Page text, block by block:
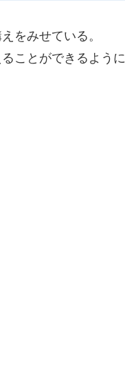
をみせている。
ことができるように